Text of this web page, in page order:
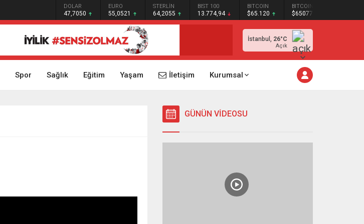
DOLAR
47,7050
EURO
55,0521
STERLİN
64,2055
BIST 100
13.774,94
BITCOIN
$65.120
BITCOIN
$65077
İstanbul, 26°C
Açık
Spor Sağlık Eğitim Yaşam İletişim Kurumsal
GÜNÜN VİDEOSU